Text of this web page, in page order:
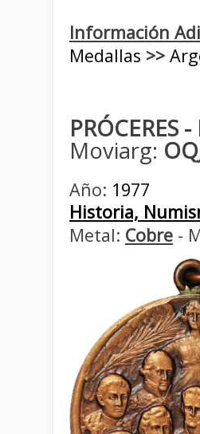
Información
Medallas >>
PRÓCERES
Moviarg:
Año: 1977
Historia,
Metal: Cobre -